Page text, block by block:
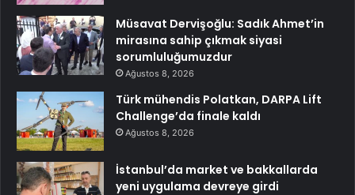
Müsavat Dervişoğlu: Sadık Ahmet’in
mirasına sahip çıkmak siyasi
sorumluluğumuzdur
Ağustos 8, 2026
Türk mühendis Polatkan, DARPA Lift
Challenge’da finale kaldı
Ağustos 8, 2026
İstanbul’da market ve bakkallarda
yeni uygulama devreye girdi